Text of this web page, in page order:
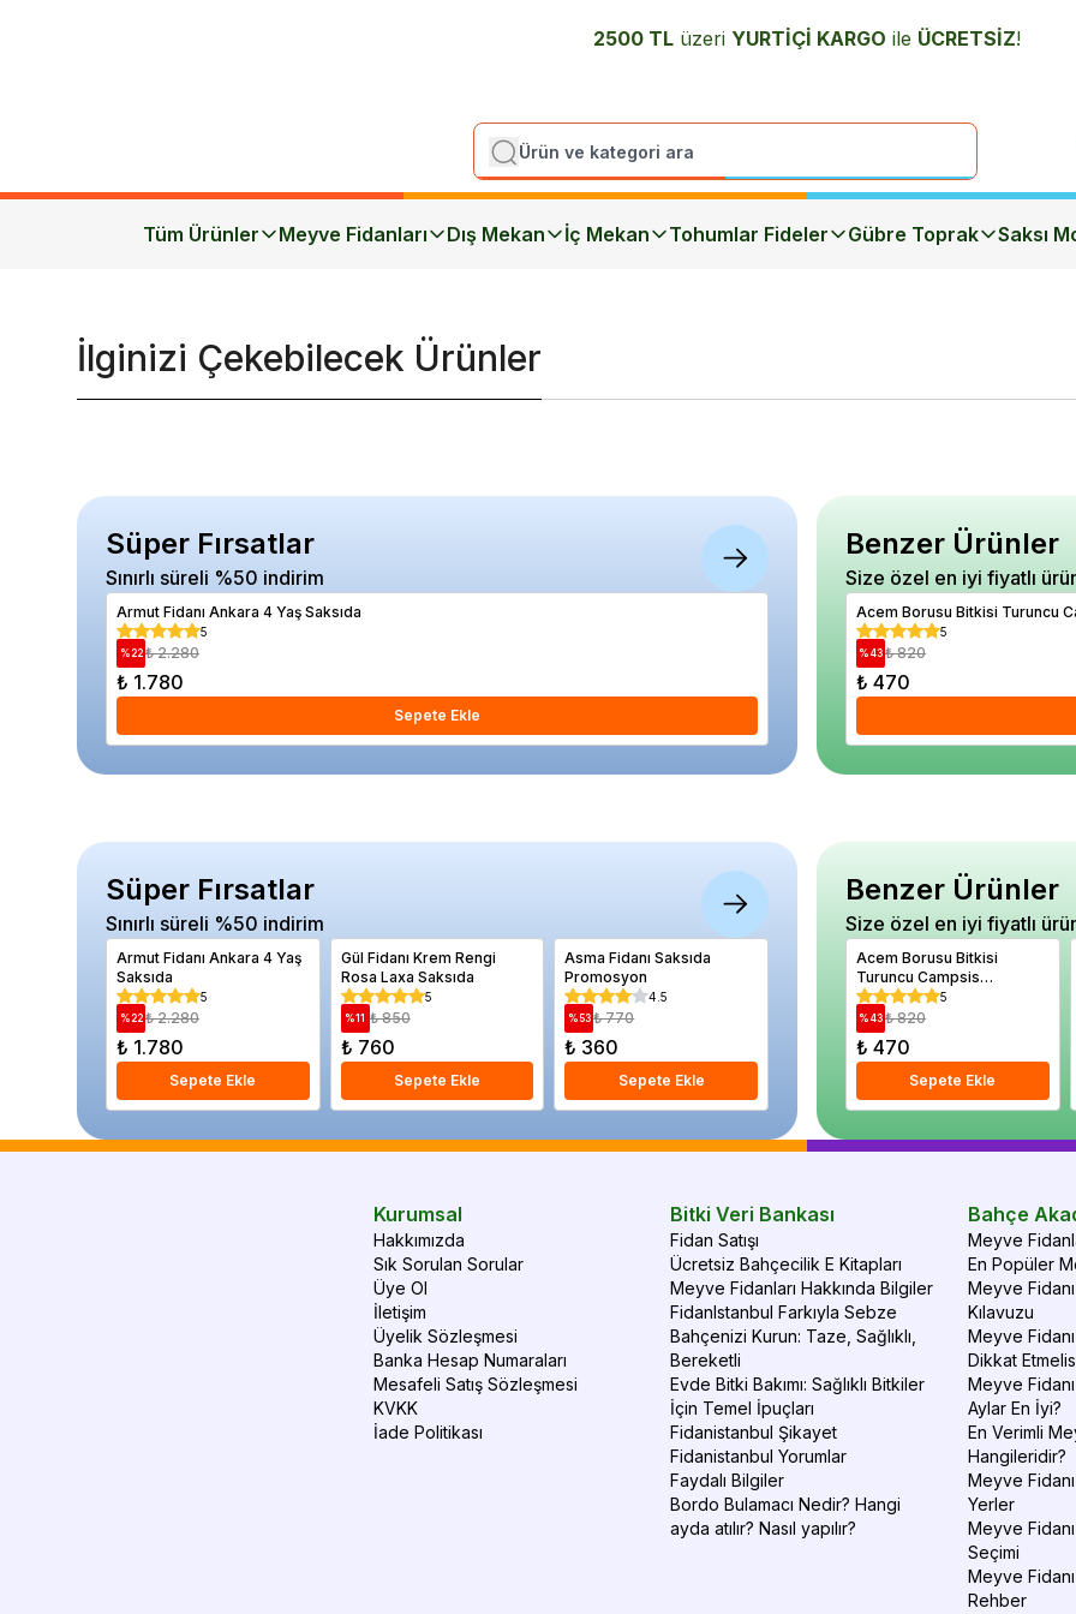
2500 TL üzeri YURTİÇİ KARGO ile ÜCRETSİZ!
Tüm Ürünler Meyve Fidanları Dış Mekan İç Mekan Tohumlar Fideler Gübre Toprak Saksı
İlginizi Çekebilecek Ürünler
Süper Fırsatlar
Sınırlı süreli %50 indirim
Armut Fidanı Ankara 4 Yaş Saksıda
5
%22 ₺ 2.280
₺ 1.780
Sepete Ekle
Gül Fidanı Krem Rengi Rosa Laxa Saksıda
5
Benzer Ürünler
Size özel en iyi fiyatlı
Acem Borusu Bitkisi Turuncu
5
%43 ₺ 820
₺ 470
Süper Fırsatlar
Sınırlı süreli %50 indirim
Armut Fidanı Ankara 4 Yaş
Saksıda
5
%22 ₺ 2.280
₺ 1.780
Sepete Ekle
Gül Fidanı Krem Rengi
Rosa Laxa Saksıda
5
%11 ₺ 850
₺ 760
Sepete Ekle
Asma Fidanı Saksıda
Promosyon
4.5
% 53 ₺ 770
₺ 360
Sepete Ekle
Ayva Fidanı Ekmek 4 Yaş
5
₺ 2.280
Sepete Ekle
Alev
fraseri
Benzer Ürünler
Size özel en iyi fiyatlı
Acem Borusu Bitkisi
Turuncu Campsis
grandiflora 60 80 cm
Saksıda
5
%43 ₺ 820
₺ 470
Sepete Ekle
Kurumsal
Hakkımızda
Sık Sorulan Sorular
Üye Ol
İletişim
Üyelik Sözleşmesi
Banka Hesap Numaraları
Mesafeli Satış Sözleşmesi
KVKK
İade Politikası
Bitki Veri Bankası
Fidan Satışı
Ücretsiz Bahçecilik E Kitapları
Meyve Fidanları Hakkında Bilgiler
FidanIstanbul Farkıyla Sebze
Bahçenizi Kurun: Taze, Sağlıklı,
Bereketli
Evde Bitki Bakımı: Sağlıklı Bitkiler
İçin Temel İpuçları
Fidanistanbul Şikayet
Fidanistanbul Yorumlar
Faydalı Bilgiler
Bordo Bulamacı Nedir? Hangi
ayda atılır? Nasıl yapılır?
Bahçe
Meyve
En Popüler
Meyve
Kılavuzu
Meyve
Dikkat
Meyve
Aylar En İyi?
En Verimli
Hangileridir?
Meyve
Yerler
Meyve
Seçimi
Meyve Fidanı
Rehber